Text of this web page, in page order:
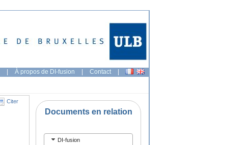
| À propos de DI-fusion | Contact |
Citer
Documents en relation
DI-fusion